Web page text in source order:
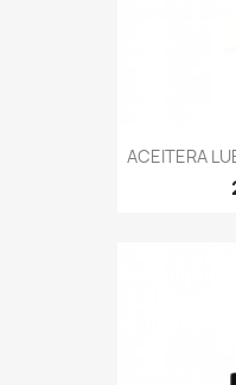
ACEITERA